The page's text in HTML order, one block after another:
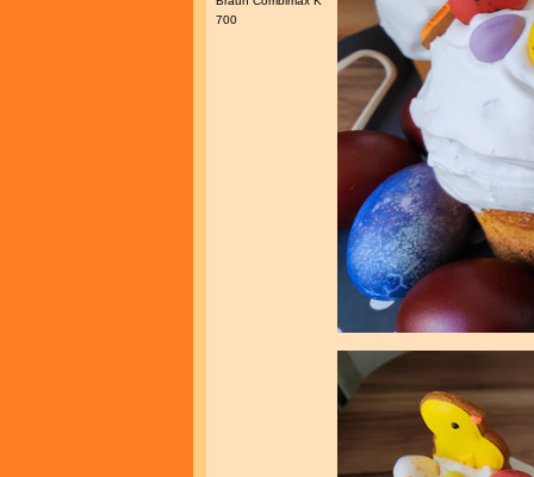
700